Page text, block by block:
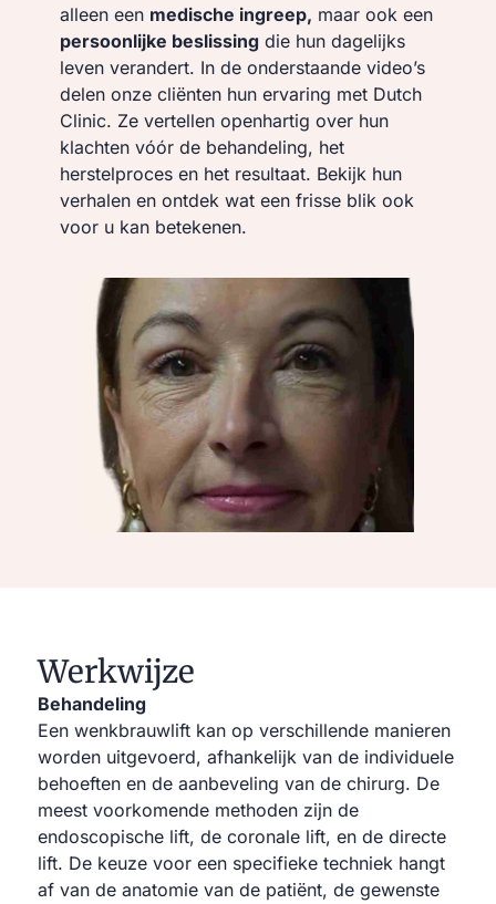
alleen een medische ingreep, maar ook een
persoonlijke beslissing die hun dagelijks
leven verandert. In de onderstaande video’s
delen onze cliënten hun ervaring met Dutch
Clinic. Ze vertellen openhartig over hun
klachten vóór de behandeling, het
herstelproces en het resultaat. Bekijk hun
verhalen en ontdek wat een frisse blik ook
voor u kan betekenen.
Werkwijze
Behandeling
Een wenkbrauwlift kan op verschillende manieren
worden uitgevoerd, afhankelijk van de individuele
behoeften en de aanbeveling van de chirurg. De
meest voorkomende methoden zijn de
endoscopische lift, de coronale lift, en de directe
lift. De keuze voor een specifieke techniek hangt
af van de anatomie van de patiënt, de gewenste